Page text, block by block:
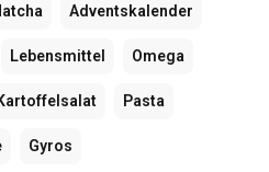
Adventskalender
Lebensmittel Omega
Pasta
Gyros